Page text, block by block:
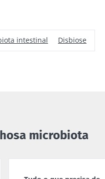
intestinal Disbiose
microbiota
a...